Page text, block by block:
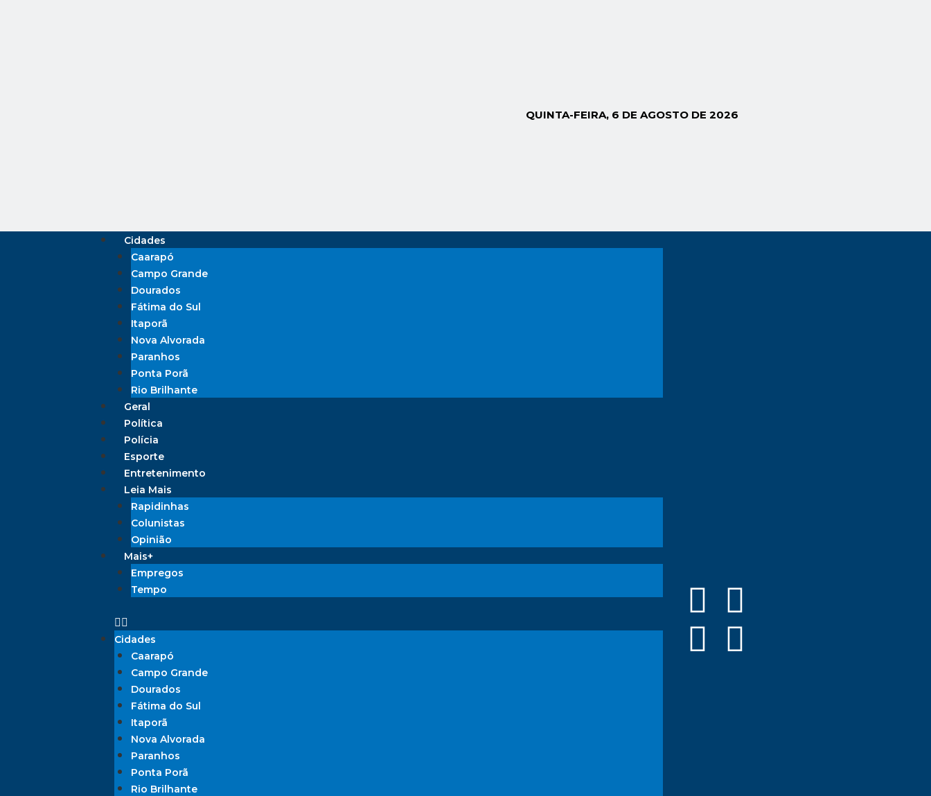
QUINTA-FEIRA, 6 DE AGOSTO DE 2026
Cidades
Caarapó
Campo Grande
Dourados
Fátima do Sul
Itaporã
Nova Alvorada
Paranhos
Ponta Porã
Rio Brilhante
Geral
Política
Polícia
Esporte
Entretenimento
Leia Mais
Rapidinhas
Colunistas
Opinião
Mais+
Empregos
Tempo
Cidades
Caarapó
Campo Grande
Dourados
Fátima do Sul
Itaporã
Nova Alvorada
Paranhos
Ponta Porã
Rio Brilhante